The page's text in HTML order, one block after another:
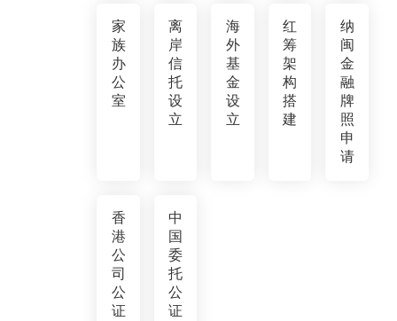
家
族
办
公
室
离
岸
信
托
设
立
海
外
基
金
设
立
红
筹
架
构
搭
建
纳
闽
金
融
牌
照
申
请
香
港
公
司
公
证
中
国
委
托
公
证